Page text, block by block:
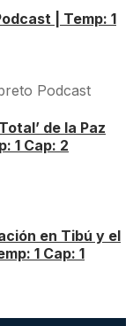
| Temp: 1
de la Paz
1 Cap: 2
en Tibú y el
1 Cap: 1